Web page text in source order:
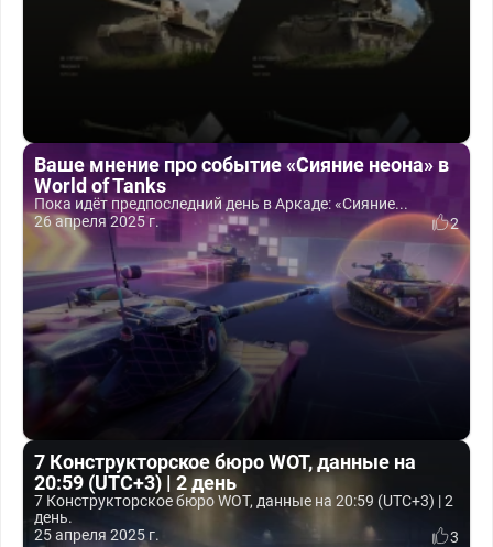
Ваше мнение про событие «Сияние неона» в
World of Tanks
Пока идёт предпоследний день в Аркаде: «Сияние...
26 апреля 2025 г.
2
7 Конструкторское бюро WOT, данные на
20:59 (UTC+3) | 2 день
7 Конструкторское бюро WOT, данные на 20:59 (UTC+3) | 2
день.
25 апреля 2025 г.
3